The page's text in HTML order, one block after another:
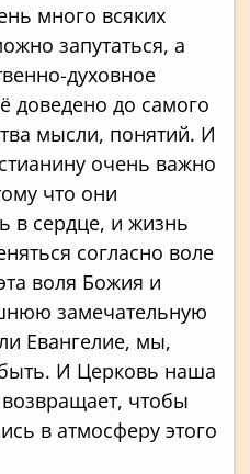
много всяких
запутаться, а
духовное
доведено до самого
мысли, понятий. И
очень важно
что они
в сердце, и жизнь
согласно воле
воля Божия и
замечательную
Евангелие, мы,
И Церковь наша
чтобы
в атмосферу этого